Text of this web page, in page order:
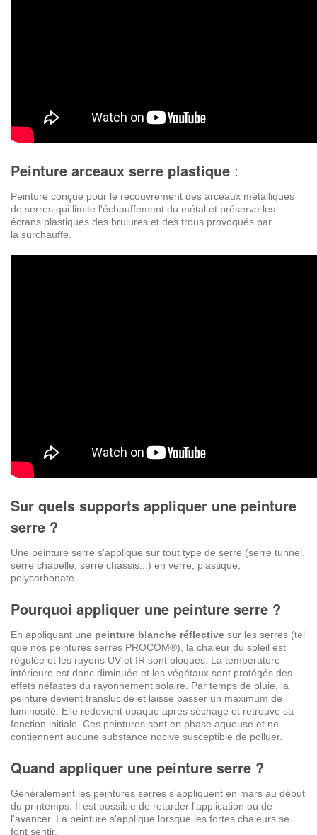
Peinture arceaux serre plastique :
Peinture conçue pour le recouvrement des arceaux métalliques
de serres qui limite l'échauffement du métal et préserve les
écrans plastiques des brulures et des trous provoqués par
la surchauffe.
Sur quels supports appliquer une peinture
serre ?
Une peinture serre s'applique sur tout type de serre (serre tunnel,
serre chapelle, serre chassis...) en verre, plastique,
polycarbonate...
Pourquoi appliquer une peinture serre ?
En appliquant une peinture blanche réflective sur les serres (tel
que nos peintures serres PROCOM®), la chaleur du soleil est
régulée et les rayons UV et IR sont bloqués. La température
intérieure est donc diminuée et les végétaux sont protégés des
effets néfastes du rayonnement solaire. Par temps de pluie, la
peinture devient translucide et laisse passer un maximum de
luminosité. Elle redevient opaque après séchage et retrouve sa
fonction initiale. Ces peintures sont en phase aqueuse et ne
contiennent aucune substance nocive susceptible de polluer.
Quand appliquer une peinture serre ?
Généralement les peintures serres s'appliquent en mars au début
du printemps. Il est possible de retarder l'application ou de
l'avancer. La peinture s'applique lorsque les fortes chaleurs se
font sentir.